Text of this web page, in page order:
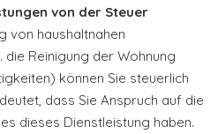
von der Steuer
von haushaltnahen
die Reinigung der Wohnung
können Sie steuerlich
dass Sie Anspruch auf die
dieses Dienstleistung haben.